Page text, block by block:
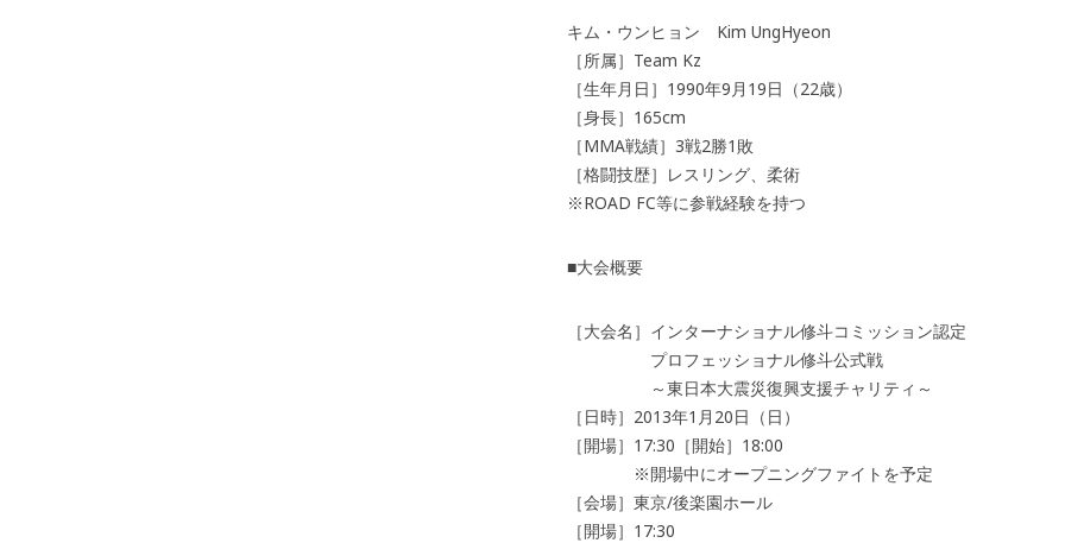
キム・ウンヒョン Kim UngHyeon
［所属］Team Kz
［生年月日］1990年9月19日（22歳）
［身長］165cm
［MMA戦績］3戦2勝1敗
［格闘技歴］レスリング、柔術
※ROAD FC等に参戦経験を持つ
■大会概要
［大会名］インターナショナル修斗コミッション認定
プロフェッショナル修斗公式戦
～東日本大震災復興支援チャリティ～
［日時］2013年1月20日（日）
［開場］17:30［開始］18:00
※開場中にオープニングファイトを予定
［会場］東京/後楽園ホール
［開場］17:30